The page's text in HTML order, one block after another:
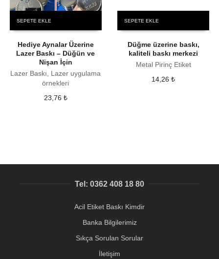
SEPETE EKLE
Hediye Aynalar Üzerine
Lazer Baskı – Düğün ve
Nişan İçin
Lazer Baskı, Lazer uygulama
örnekleri
23,76 ₺
SEPETE EKLE
Düğme üzerine baskı,
kaliteli baskı merkezi
Metal Pirinç Etiket
14,26₺
Tel: 0362 408 18 80
Acil Etiket Baskı Kimdir
Banka Bilgilerimiz
Sıkça Sorulan Sorular
İletişim